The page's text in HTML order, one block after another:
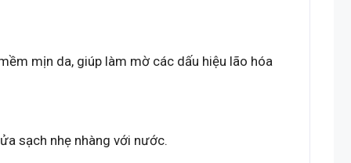
mịn da, giúp làm mờ các dấu hiệu lão hóa
sạch nhẹ nhàng với nước.